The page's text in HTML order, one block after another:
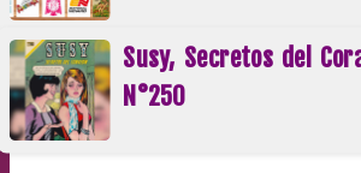
Susy, Secretos del
N°250